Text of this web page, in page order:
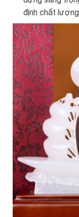
định chất